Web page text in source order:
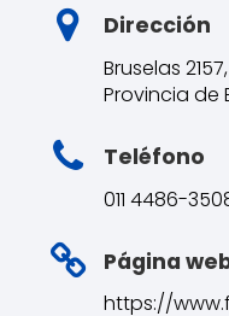
Dirección
Bruselas
Provincia de
Teléfono
011 4486-
Página
https://